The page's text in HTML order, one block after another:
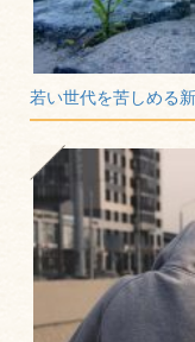
若い世代を苦しめる